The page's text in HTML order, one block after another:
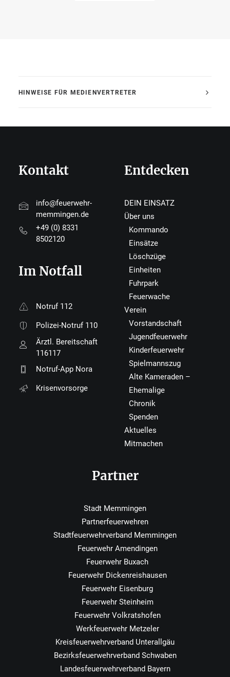
HINWEISE FÜR MEDIENVERTRETER
Kontakt
info@feuerwehr-
memmingen.de
+49 (0) 8331
8502120
Im Notfall
Notruf 112
Polizei-Notruf 110
Ärztl. Bereitschaft
116117
Notruf-App Nora
Krisenvorsorge
Entdecken
DEIN EINSATZ
Über uns
Kommando
Einsätze
Löschzüge
Einheiten
Fuhrpark
Feuerwache
Verein
Vorstandschaft
Jugendfeuerwehr
Kinderfeuerwehr
Spielmannszug
Alte Kameraden –
Ehemalige
Chronik
Spenden
Aktuelles
Mitmachen
Partner
Stadt Memmingen
Partnerfeuerwehren
Stadtfeuerwehrverband Memmingen
Feuerwehr Amendingen
Feuerwehr Buxach
Feuerwehr Dickenreishausen
Feuerwehr Eisenburg
Feuerwehr Steinheim
Feuerwehr Volkratshofen
Werkfeuerwehr Metzeler
Kreisfeuerwehrverband Unterallgäu
Bezirksfeuerwehrverband Schwaben
Landesfeuerwehrverband Bayern